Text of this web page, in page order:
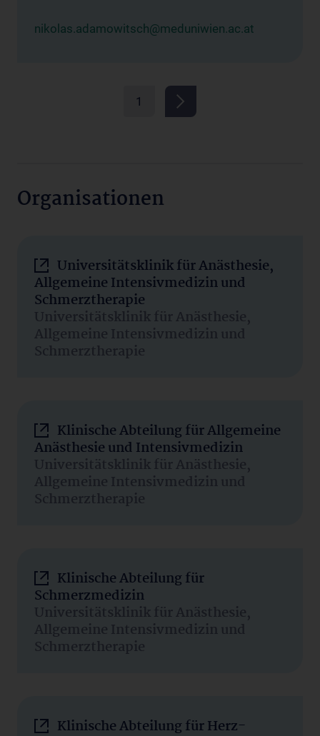
nikolas.adamowitsch@meduniwien.ac.at
1
Organisationen
Universitätsklinik für Anästhesie,
Allgemeine Intensivmedizin und
Schmerztherapie
Universitätsklinik für Anästhesie,
Allgemeine Intensivmedizin und
Schmerztherapie
Klinische Abteilung für Allgemeine
Anästhesie und Intensivmedizin
Universitätsklinik für Anästhesie,
Allgemeine Intensivmedizin und
Schmerztherapie
Klinische Abteilung für
Schmerzmedizin
Universitätsklinik für Anästhesie,
Allgemeine Intensivmedizin und
Schmerztherapie
Klinische Abteilung für Herz-